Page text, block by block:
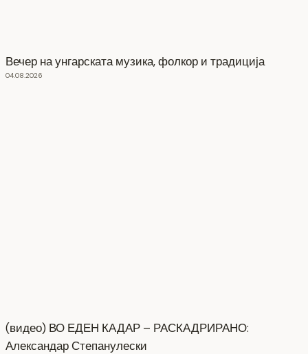
Вечер на унгарската музика, фолкор и традиција
04.08.2026
(видео) ВО ЕДЕН КАДАР – РАСКАДРИРАНО:
Александар Степанулески